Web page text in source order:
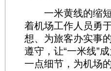
一米黄线的缩短
着机场工作人员勇
想、为旅客办实事
遵守，让“一米线”
一点细节，为机场